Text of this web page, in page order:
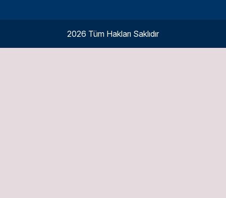
2026 Tüm Hakları Saklıdır